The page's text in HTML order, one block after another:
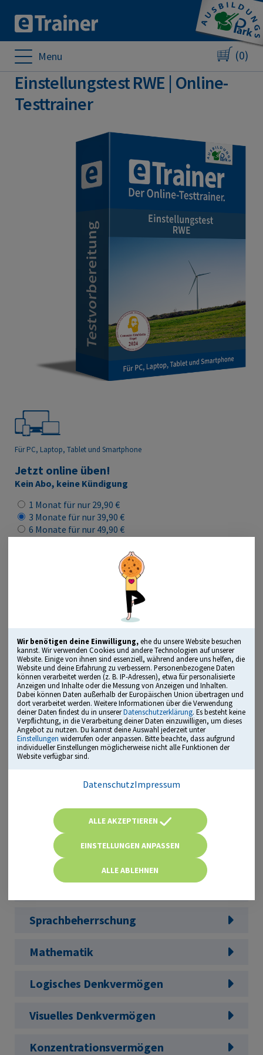
Wir benötigen deine Einwilligung,ehe du unsere Website besuchen
kannst. Wir verwenden Cookies und andere Technologien auf unserer
Website. Einige von ihnen sind essenziell, während andere uns helfen, die
Website und deine Erfahrung zu verbessern. Personenbezogene Daten
können verarbeitet werden (z. B. IP-Adressen), etwa für personalisierte
Anzeigen und Inhalte oder die Messung von Anzeigen und Inhalten.
Dabei können Daten außerhalb der Europäischen Union übertragen und
dort verarbeitet werden. Weitere Informationen über die Verwendung
deiner Daten findest du in unsererDatenschutzerklärung. Es besteht keine
Verpflichtung, in die Verarbeitung deiner Daten einzuwilligen, um dieses
Angebot zu nutzen. Du kannst deine Auswahl jederzeit unter
Einstellungen widerrufen oder anpassen. Bitte beachte, dass aufgrund
individueller Einstellungen möglicherweise nicht alle Funktionen der
Website verfügbar sind.
DatenschutzImpressum
ALLE AKZEPTIEREN
EINSTELLUNGEN ANPASSEN
ALLE ABLEHNEN
Menu (0)
Einstellungstest RWE | Online-
Testtrainer
Für PC, Laptop, Tablet und Smartphone
Jetzt online üben!
Kein Abo, keine Kündigung
1 Monat für nur 29,90 €
3 Monate für nur 39,90 €
6 Monate für nur 49,90 €
Geeignet für Ausbildung, Beruf und Studium!
„Herausragendes Bildungsmedium“
ausgezeichnet mit dem Comenius Award
Übungsmodus, Testmodus, Leistungsanalyse und mehr
alle typischen Testbereiche mit vielen Originalfragen
kommentierte Lösungen inklusive Tipps und Tricks
empfohlen von Einstellungsberatern und
Mehr als 1.600 Aufgaben in ...
Allgemeinwissen
Sprachbeherrschung
Mathematik
Logisches Denkvermögen
Visuelles Denkvermögen
Konzentrationsvermögen